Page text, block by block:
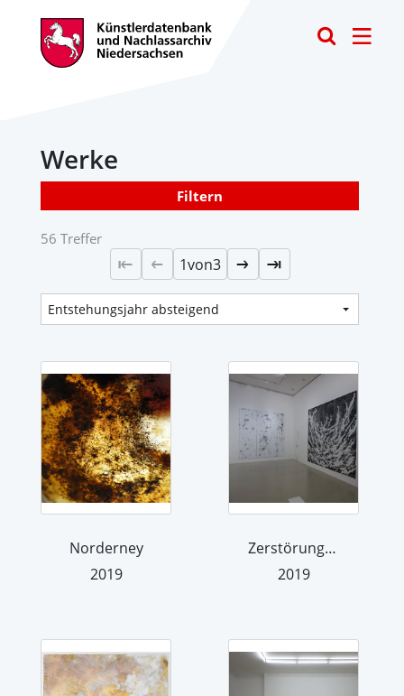
Werke
Filtern
56 Treffer
1von3
Norderney
2019
Zerstörung, die vom Schmelzen kommt (...
2019